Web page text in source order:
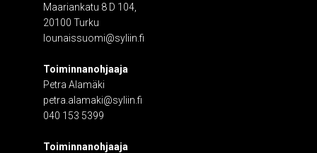
Maariankatu 8 D 104,
20100 Turku
lounaissuomi@syliin.fi
Toiminnanohjaaja
Petra Alamäki
petra.alamaki@syliin.fi
040 153 5399
Toiminnanohjaaja